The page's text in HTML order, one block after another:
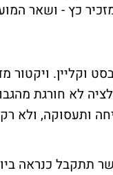
כץ - ושאר
וקליין. ויקטור
לא חורגת
ותעסוקה, ולא
כנראה